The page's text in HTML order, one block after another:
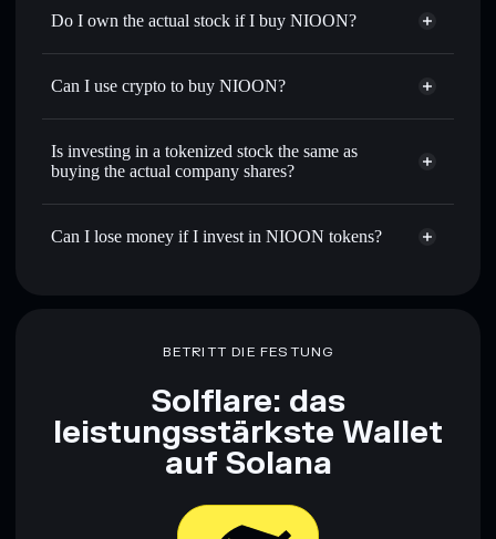
Do I own the actual stock if I buy NIOON?
Can I use crypto to buy NIOON?
Is investing in a tokenized stock the same as
buying the actual company shares?
Can I lose money if I invest in NIOON tokens?
BETRITT DIE FESTUNG
Solflare: das
leistungsstärkste Wallet
auf Solana